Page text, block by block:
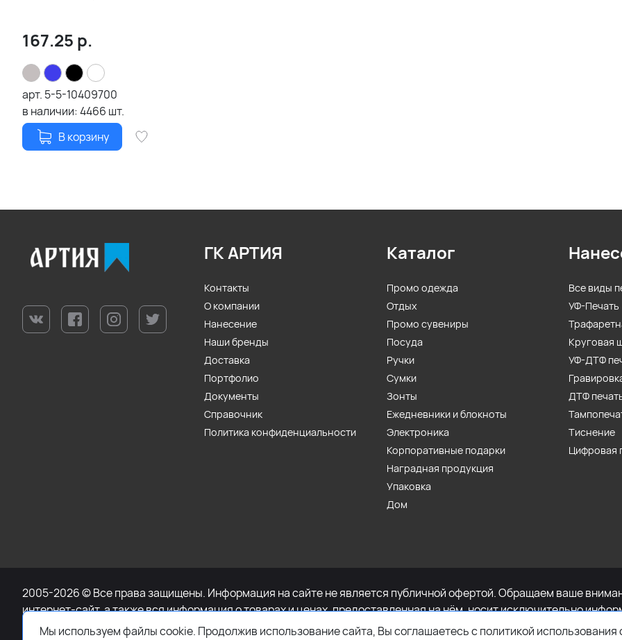
167.25 р.
арт. 5-5-10409700
в наличии:4466 шт.
В корзину
ГК АРТИЯ
Контакты
О компании
Нанесение
Наши бренды
Доставка
Портфолио
Документы
Справочник
Политика конфиденциальности
Каталог
Промо одежда
Отдых
Промо сувениры
Посуда
Ручки
Сумки
Зонты
Ежедневники и блокноты
Электроника
Корпоративные подарки
Наградная продукция
Упаковка
Дом
Все виды
УФ-Печать
Круговая
УФ-ДТФ
ДТФ
Тиснение
Цифровая
2005-2026 © Все права защищены. Информация на сайте не является публичной офертой. Обращаем ваше
интернет-сайт, а также вся информация о товарах и ценах, предоставленная на нём, носит исключительно
при каких условиях не является публичной офертой, определяемой положениями Статьи 437 Гражданского
Мы используем файлы cookie. Продолжив использование сайта, Вы соглашаетесь с политикой использования